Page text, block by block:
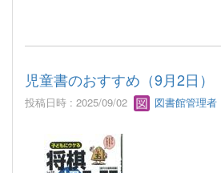
児童書のおすすめ（9月2日）
投稿日時 : 2025/09/02 図書館管理者